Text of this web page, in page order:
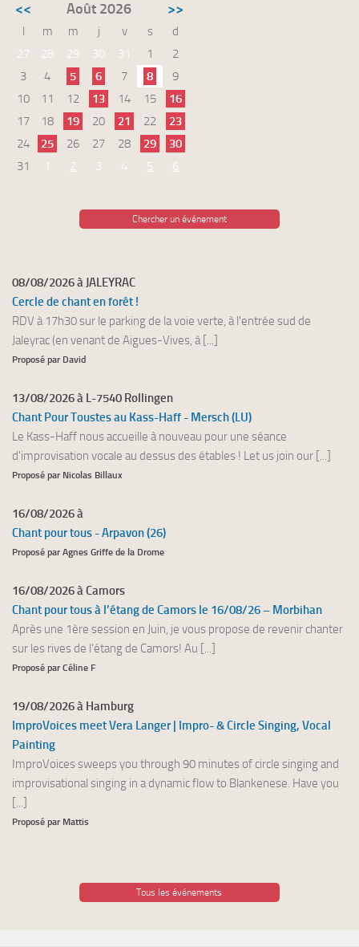
<< Août 2026 >>
l m m j v s
d
27
28 29 30 31 1
2
3
4 5 6 7 8
9
10
11 12 13 14 15
16
17
18 19 20 21 22
23
24
25 26 27 28 29
30
31
1 2 3 4 5 6
Chercher un événement
08/08/2026 à JALEYRAC
Cercle de chant en forêt !
RDV à 17h30 sur le parking de la voie verte, à l'entrée sud de
Jaleyrac (en venant de Aigues-Vives, à [...]
Proposé par David
13/08/2026 à L-7540 Rollingen
Chant Pour Toustes au Kass-Haff - Mersch (LU)
Le Kass-Haff nous accueille à nouveau pour une séance
d'improvisation vocale au dessus des étables ! Let us join our [...]
Proposé par Nicolas Billaux
16/08/2026 à
Chant pour tous - Arpavon (26)
Proposé par Agnes Griffe de la Drome
16/08/2026 à Camors
Chant pour tous à l’étang de Camors le 16/08/26 – Morbihan
Après une 1ère session en Juin, je vous propose de revenir chanter
sur les rives de l’étang de Camors! Au [...]
Proposé par Céline F
19/08/2026 à Hamburg
ImproVoices meet Vera Langer | Impro- & Circle Singing, Vocal
Painting
ImproVoices sweeps you through 90 minutes of circle singing and
improvisational singing in a dynamic flow to Blankenese. Have you
[...]
Proposé par Mattis
Tous les événements